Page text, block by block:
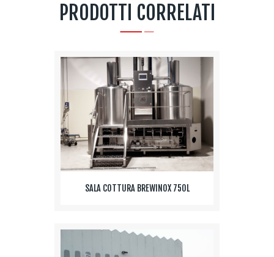
PRODOTTI CORRELATI
SALA COTTURA BREWINOX 750L